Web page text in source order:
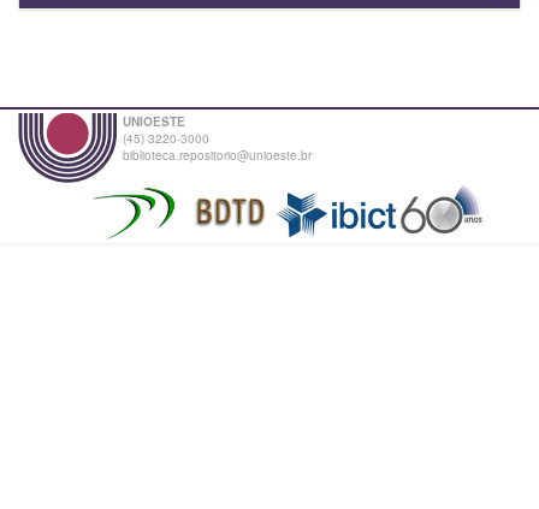
UNIOESTE
(45) 3220-3000
biblioteca.repositorio@unioeste.br